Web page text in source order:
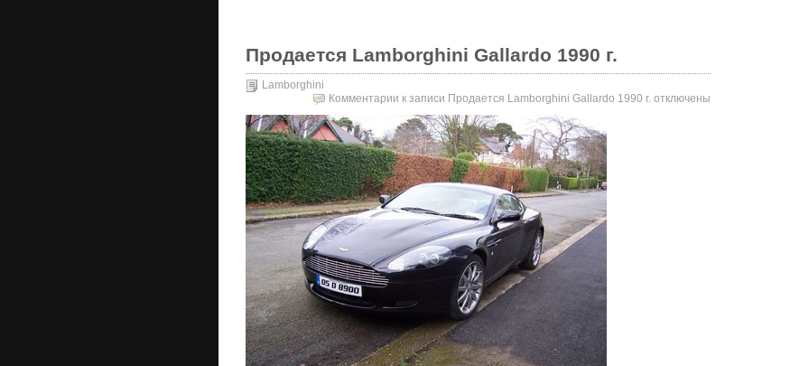
Продается Lamborghini Gallardo 1990 г.
Lamborghini
Комментарии к записи Продается Lamborghini Gallardo 1990 г. отключены